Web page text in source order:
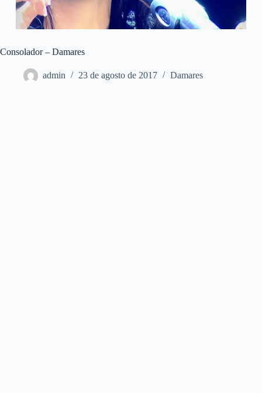
Consolador – Damares
admin 23 de agosto de 2017 Damares